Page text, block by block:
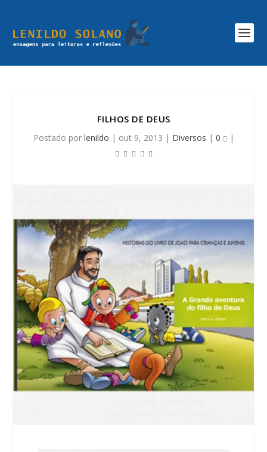
FILHOS DE DEUS
Postado por lenildo | out 9, 2013 | Diversos | 0 |